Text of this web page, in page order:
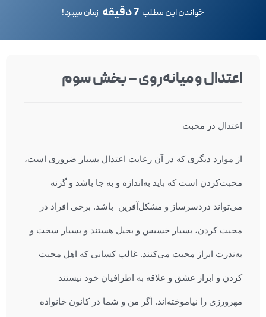
خواندن این مطلب 7 دقیقه زمان میبرد!
اعتدال و میانه‌روی – بخش سوم
اعتدال در محبت
از موارد دیگری که در آن رعایت اعتدال بسیار ضروری است،
محبت‌کردن است که باید به‌اندازه و به جا باشد و گرنه
می‌تواند دردسرساز و مشکل‌آفرین باشد. برخی افراد در
محبت کردن، بسیار خسیس و بخیل هستند و بسیار سخت و
به‌ندرت ابراز محبت می‌کنند. غالب کسانی که اهل محبت
کردن و ابراز عشق و علاقه به اطرافیان خود نیستند
مهرورزی را نیاموخته‌اند. اگر من و شما در کانون خانواده